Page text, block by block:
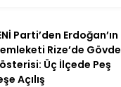
Parti’den Erdoğan’ın
Rize’de Gövde
Üç İlçede Peş
Açılış